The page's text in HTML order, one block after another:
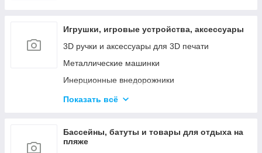
Игрушки, игровые устройства, аксессуары
3D ручки и аксессуары для 3D печати
Металлические машинки
Инерционные внедорожники
Радиоуправляемые машинки и роботы
Конструкторы
Показать всё
Бассейны, батуты и товары для отдыха на
пляже